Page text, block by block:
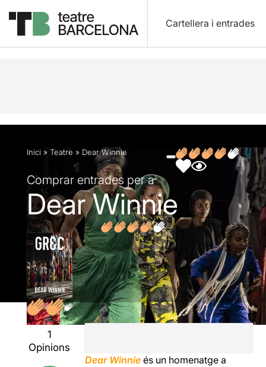
Cartellera i entrades
Descripció Fitxa artística Fotos i vídeos
Inici » Teatre » Dear Winnie
Comprar entrades per a
Dear Winnie
1
Opinions
Dear Winnie és un homenatge a